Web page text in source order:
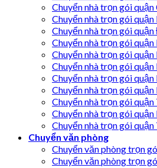
Chuyển nhà trọn gói quận
Chuyển nhà trọn gói
Chuyển nhà trọn gói
Chuyển nhà trọn gói
Chuyển nhà trọn gói
Chuyển nhà trọn gói
Chuyển nhà trọn gói
Chuyển nhà trọn gói
Chuyển nhà trọn gói quận
Chuyển nhà trọn gói quận
Chuyển nhà trọn gói quận
Chuyển văn phòng
Chuyển văn phòng trọn
Chuyển văn phòng trọn